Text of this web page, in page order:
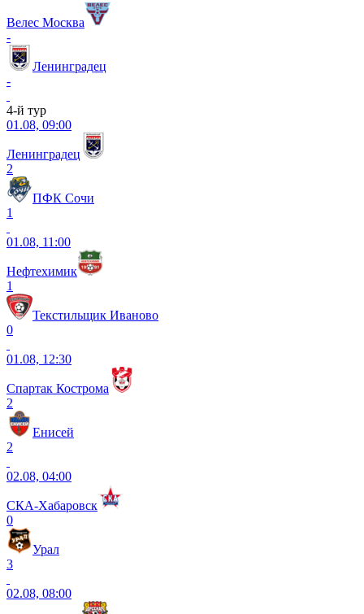
Велес Москва
-
Ленинградец
-
4-й тур
01.08, 09:00
Ленинградец
2
ПФК Сочи
1
01.08, 11:00
Нефтехимик
1
Текстильщик Иваново
0
01.08, 12:30
Спартак Кострома
2
Енисей
2
02.08, 04:00
СКА-Хабаровск
0
Урал
3
02.08, 08:00